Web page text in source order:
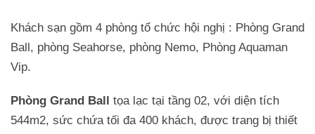
Khách sạn gồm 4 phòng tổ chức hội nghị : Phòng Grand
Ball, phòng Seahorse, phòng Nemo, Phòng Aquaman
Vip.
Phòng Grand Ball tọa lạc tại tầng 02, với diện tích
544m2, sức chứa tối đa 400 khách, được trang bị thiết